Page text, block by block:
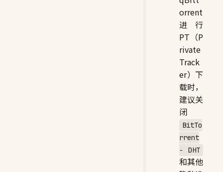
orrent
进行
PT（P
rivate
Track
er）下
载时，
建议关
闭
BitTo
rrent
- DHT
和其他